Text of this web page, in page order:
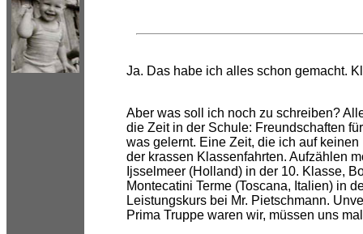
Ja. Das habe ich alles schon gemacht.
Aber was soll ich noch zu schreiben?
die Zeit in der Schule: Freundschaften
was gelernt. Eine Zeit, die ich auf
der krassen Klassenfahrten. Aufzählen
Ijsselmeer (Holland) in der 10. Klasse,
Montecatini Terme (Toscana, Italien) in
Leistungskurs bei Mr. Pietschmann.
Prima Truppe waren wir, müssen uns